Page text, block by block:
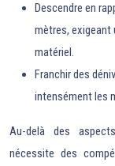
Descendre en
mètres, exigeant
matériel.
Franchir des
intensément les
Au-delà des
nécessite des